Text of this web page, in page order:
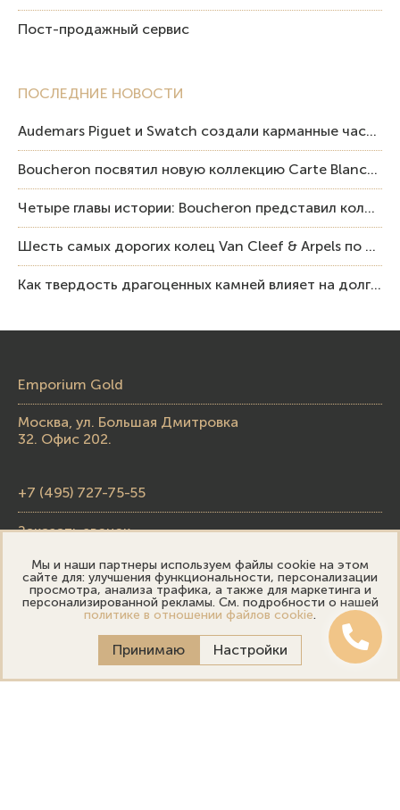
ПОСЛЕДНИЕ НОВОСТИ
Audemars Piguet и Swatch создали карманные часы в эстетике Royal Oak и Pop Art
Boucheron посвятил новую коллекцию Carte Blanche Human Being человеку и силе мастерства
Четыре главы истории: Boucheron представил коллекцию «Nom: Boucheron, Prénom: Frédéric»
Шесть самых дорогих колец Van Cleef & Arpels по итогам аукционов Sotheby’s
Как твердость драгоценных камней влияет на долговечность ювелирных изделий
Пост-продажный сервис
Emporium Gold
Москва, ул. Большая Дмитровка
32. Офис 202.
+7 (495) 727-75-55
Заказать звонок
skupka@emporiumgold.com
sale@emporiumgold.com
Режим работы:
Пн-Пт: 10:00–20:00
Мы и наши партнеры используем файлы cookie на этом
сайте для: улучшения функциональности, персонализации
просмотра, анализа трафика, а также для маркетинга и
персонализированной рекламы. См. подробности о нашей
политике в отношении файлов cookie.
Принимаю Настройки